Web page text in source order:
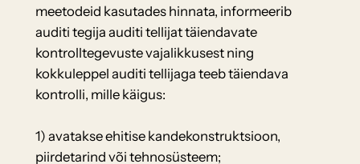
meetodeid kasutades hinnata, informeerib
auditi tegija auditi tellijat täiendavate
kontrolltegevuste vajalikkusest ning
kokkuleppel auditi tellijaga teeb täiendava
kontrolli, mille käigus:
1) avatakse ehitise kandekonstruktsioon,
piirdetarind või tehnosüsteem;